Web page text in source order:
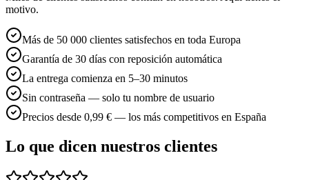
motivo.
Más de 50 000 clientes satisfechos en toda Europa
Garantía de 30 días con reposición automática
La entrega comienza en 5–30 minutos
Sin contraseña — solo tu nombre de usuario
Precios desde 0,99 € — los más competitivos en España
Lo que dicen nuestros clientes